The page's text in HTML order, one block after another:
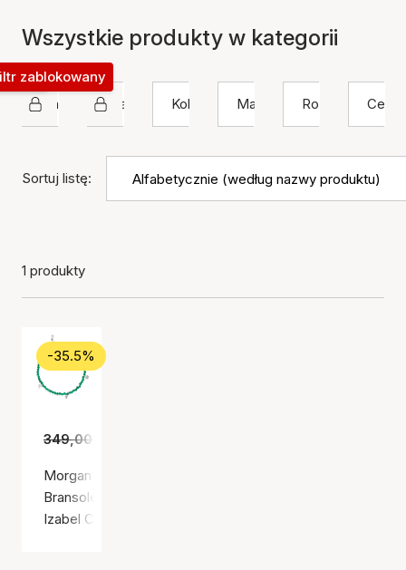
Wszystkie produkty w kategorii
Izabel CamilleBransoletka
zablokowany
Kolor
Materiał Rozmiar Cena
Sortuj listę:
1 produkty
-35.5%
349,00 zł
Morgan Bracelet
Bransoletka, Kolor srebrny / Srebro próby 925
Izabel Camille